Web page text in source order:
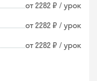
от 2282 ₽ / урок
от 2282 ₽ / урок
от 2282 ₽ / урок